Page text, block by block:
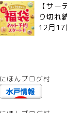
【サ
り切れ
12月17
にほんブログ村